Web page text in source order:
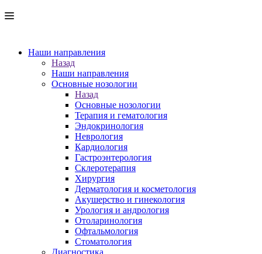
Наши направления
Назад
Наши направления
Основные нозологии
Назад
Основные нозологии
Терапия и гематология
Эндокринология
Неврология
Кардиология
Гастроэнтерология
Склеротерапия
Хирургия
Дерматология и косметология
Акушерство и гинекология
Урология и андрология
Отоларинология
Офтальмология
Стоматология
Диагностика